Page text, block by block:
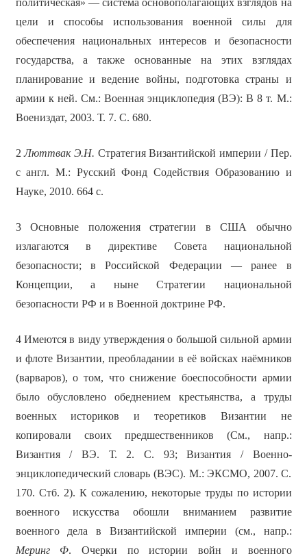
политическая» — система основополагающих взглядов на
цели и способы использования военной силы для
обеспечения национальных интересов и безопасности
государства, а также основанные на этих взглядах
планирование и ведение войны, подготовка страны и
армии к ней. См.: Военная энциклопедия (ВЭ): В 8 т. М.:
Воениздат, 2003. Т. 7. С. 680.
2Люттвак Э.Н. Стратегия Византийской империи / Пер.
с англ. М.: Русский Фонд Содействия Образованию и
Науке, 2010. 664 с.
3 Основные положения стратегии в США обычно
излагаются в директиве Совета национальной
безопасности; в Российской Федерации — ранее в
Концепции, а ныне Стратегии национальной
безопасности РФ и в Военной доктрине РФ.
4 Имеются в виду утверждения о большой сильной армии
и флоте Византии, преобладании в её войсках наёмников
(варваров), о том, что снижение боеспособности армии
было обусловлено обеднением крестьянства, а труды
военных историков и теоретиков Византии не
копировали своих предшественников (См., напр.:
Византия / ВЭ. Т. 2. С. 93; Византия / Военно-
энциклопедический словарь (ВЭС). М.: ЭКСМО, 2007. С.
170. Стб. 2). К сожалению, некоторые труды по истории
военного искусства обошли вниманием развитие
военного дела в Византийской империи (см., напр.:
Меринг Ф. Очерки по истории войн и военного